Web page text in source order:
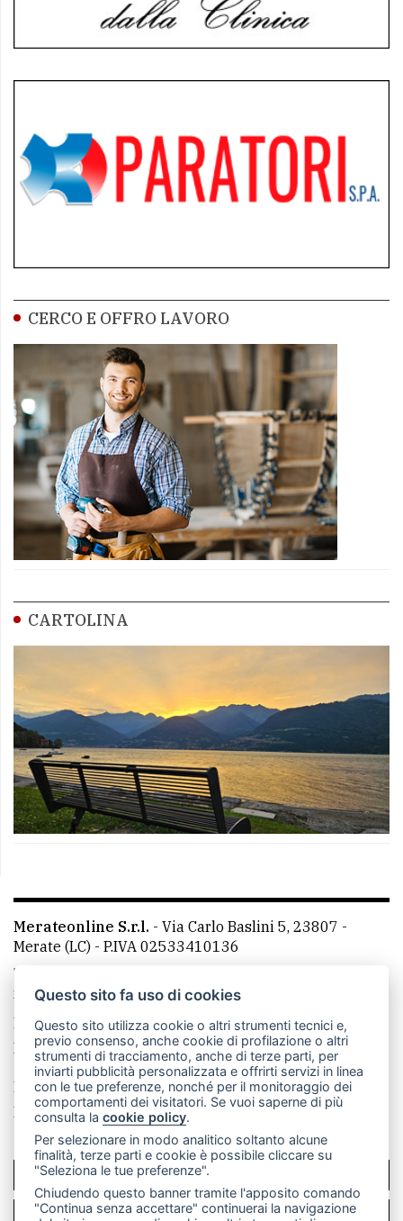
CERCO E OFFRO LAVORO
CARTOLINA
Merateonline S.r.l. - Via Carlo Baslini 5, 23807 -
Merate (LC) - P.IVA 02533410136
Telefono:
mail: redazione@leccoonline.com
La redazione
MerateOnline CasateOnline
RSS
Made by VIP
Privacy policy
Cookie policy
Rivedi le tue scelte sui cookie
SCRIVICI
PER LA TUA PUBBLICITÀ
Questo sito fa uso di cookies
Questo sito utilizza cookie o altri strumenti tecnici e,
previo consenso, anche cookie di profilazione o altri
strumenti di tracciamento, anche di terze parti, per
inviarti pubblicità personalizzata e offrirti servizi in linea
con le tue preferenze, nonché per il monitoraggio dei
comportamenti dei visitatori. Se vuoi saperne di più
consulta lacookie policy.
Per selezionare in modo analitico soltanto alcune
finalità, terze parti e cookie è possibile cliccare su
"Seleziona le tue preferenze".
Chiudendo questo banner tramite l'apposito comando
"Continua senza accettare" continuerai la navigazione